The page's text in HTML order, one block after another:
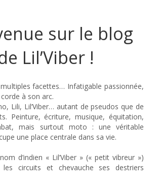
sur le blog
Lil’Viber !
facettes… Infatigable passionnée,
corde à son arc.
Lili, Lil’Viber… autant de pseudos que de
Peinture, écriture, musique, équitation,
mais surtout moto : une véritable
une place centrale dans sa vie.
d’indien « Lil’Viber » (« petit vibreur »)
les circuits et chevauche ses destriers